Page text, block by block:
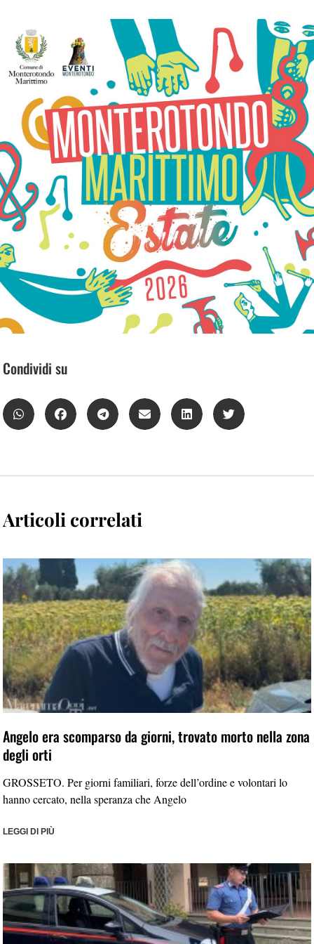
Condividi su
Articoli correlati
Angelo era scomparso da giorni, trovato morto nella zona
degli orti
GROSSETO. Per giorni familiari, forze dell’ordine e volontari lo
hanno cercato, nella speranza che Angelo
LEGGI DI PIÙ